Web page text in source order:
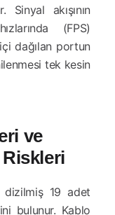
Sinyal akışının
(FPS)
dağılan portun
tek kesin
ve
19 adet
bulunur. Kablo